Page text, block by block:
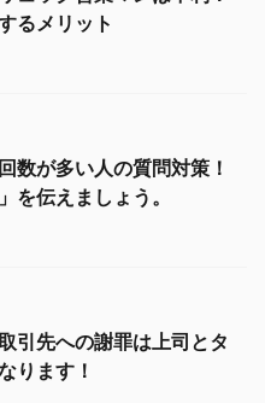
るメリット
数が多い人の質問対策！
を伝えましょう。
引先への謝罪は上司とタ
ります！